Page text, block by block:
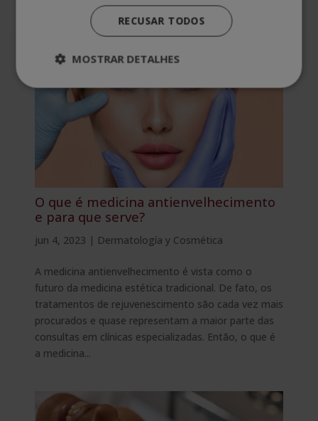
O que é medicina antienvelhecimento
e para que serve?
jun 4, 2023 | Dermatología y Cosmética
A medicina antienvelhecimento é vista como o
futuro da medicina estética tradicional. De fato, os
tratamentos de rejuvenescimento são cada vez mais
procurados e quase representam a maior parte das
consultas em clínicas especializadas. Então, o que é
a medicina...
RECUSAR TODOS
MOSTRAR DETALHES